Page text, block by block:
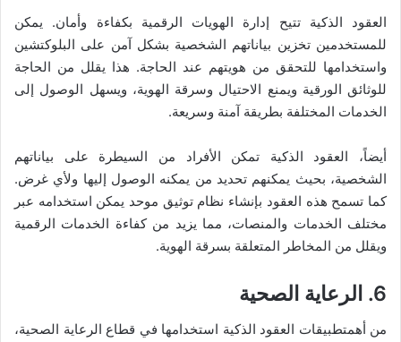
العقود الذكية تتيح إدارة الهويات الرقمية بكفاءة وأمان. يمكن
للمستخدمين تخزين بياناتهم الشخصية بشكل آمن على البلوكتشين
واستخدامها للتحقق من هويتهم عند الحاجة. هذا يقلل من الحاجة
للوثائق الورقية ويمنع الاحتيال وسرقة الهوية، ويسهل الوصول إلى
الخدمات المختلفة بطريقة آمنة وسريعة.
أيضاً، العقود الذكية تمكن الأفراد من السيطرة على بياناتهم
الشخصية، بحيث يمكنهم تحديد من يمكنه الوصول إليها ولأي غرض.
كما تسمح هذه العقود بإنشاء نظام توثيق موحد يمكن استخدامه عبر
مختلف الخدمات والمنصات، مما يزيد من كفاءة الخدمات الرقمية
ويقلل من المخاطر المتعلقة بسرقة الهوية.
6. الرعاية الصحية
من أهمتطبيقات العقود الذكية استخدامها في قطاع الرعاية الصحية،